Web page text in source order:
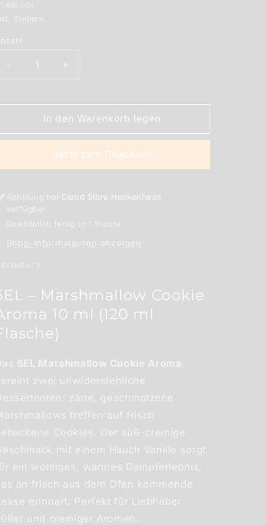
Steuern.
Verringere
Marshmallow
5EL
Marshmallow
Cookie
Aroma
In den Warenkorb legen
Jetzt zum Checkout
Abholung bei Cloud Store Hockenheim
verfügbar
Gewöhnlich fertig in 1 Stunde
Shop-Informationen anzeigen
ELEMENTS
– Marshmallow Cookie
10 ml (120 ml
5EL Marshmallow Cookie Aroma
zwei unwiderstehliche
zarte, geschmolzene
treffen auf frisch
Cookies. Der süß-cremige
mit einem Hauch Vanille sorgt
ein wohliges, warmes Dampferlebnis,
an frisch aus dem Ofen kommende
erinnert. Perfekt für Liebhaber
und cremiger Aromen.